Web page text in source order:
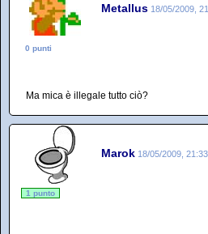
Metallus 18/05/2009,
0 punti
Ma mica è illegale tutto ciò?
Marok 18/05/2009, 21:33
1 punto